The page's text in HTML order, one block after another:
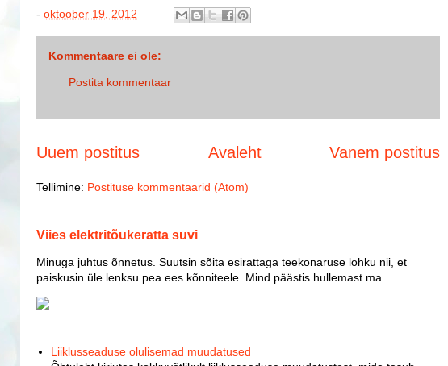
- oktoober 19, 2012
Kommentaare ei ole:
Postita kommentaar
Uuem postitus Vanem postitus
Avaleht
Tellimine: Postituse kommentaarid (Atom)
Viies elektritõukeratta suvi
Minuga juhtus õnnetus. Suutsin sõita esirattaga teekonaruse lohku nii, et
paiskusin üle lenksu pea ees kõnniteele. Mind päästis hullemast ma...
Liiklusseaduse olulisemad muudatused